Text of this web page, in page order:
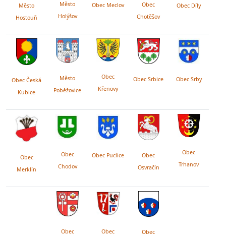
Město
Hostouň
Město
Holýšov
Obec Meclov
Obec
Chotěšov
Obec Díly
Obec Česká
Kubice
Město
Poběžovice
Obec
Křenovy
Obec Srbice Obec Srby
Obec
Merklín
Obec
Chodov
Obec Puclice
Obec
Osvračín
Obec
Trhanov
Obec
Obec
Obec